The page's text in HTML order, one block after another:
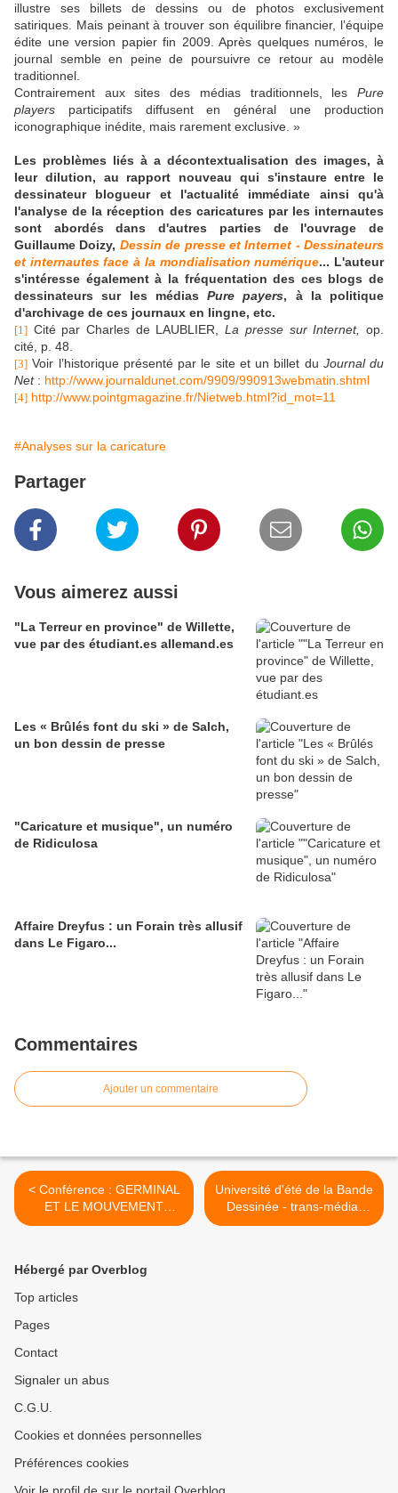
illustre ses billets de dessins ou de photos exclusivement
satiriques. Mais peinant à trouver son équilibre financier, l’équipe
édite une version papier fin 2009. Après quelques numéros, le
journal semble en peine de poursuivre ce retour au modèle
traditionnel.
Contrairement aux sites des médias traditionnels, les Pure
players participatifs diffusent en général une production
iconographique inédite, mais rarement exclusive. »
Les problèmes liés à a décontextualisation des images, à
leur dilution, au rapport nouveau qui s'instaure entre le
dessinateur blogueur et l'actualité immédiate ainsi qu'à
l'analyse de la réception des caricatures par les internautes
sont abordés dans d'autres parties de l'ouvrage de
Guillaume Doizy, Dessin de presse et Internet - Dessinateurs
et internautes face à la mondialisation numérique... L'auteur
s'intéresse également à la fréquentation des ces blogs de
dessinateurs sur les médias Pure payers, à la politique
d'archivage de ces journaux en lingne, etc.
[1] Cité par Charles de LAUBLIER,La presse sur Internet,
op.
cité, p. 48.
[3] Voir l’historique présenté par le site et un billet du Journal du
Net: http://www.journaldunet.com/9909/990913webmatin.shtml
[4] http://www.pointgmagazine.fr/Nietweb.html?id_mot=11
#Analyses sur la caricature
Partager
Vous aimerez aussi
"La Terreur en province" de Willette,
vue par des étudiant.es allemand.es
Les « Brûlés font du ski » de Salch,
un bon dessin de presse
"Caricature et musique", un numéro
de Ridiculosa
Affaire Dreyfus : un Forain très allusif
dans Le Figaro...
Commentaires
Ajouter un commentaire
< Conférence : GERMINAL
ET LE MOUVEMENT
OUVRIER
Université d'été de la Bande
Dessinée - trans-média,
cross-média, média global :
Hébergé par Overblog
Top articles
Pages
Contact
Signaler un abus
C.G.U.
Cookies et données personnelles
Préférences cookies